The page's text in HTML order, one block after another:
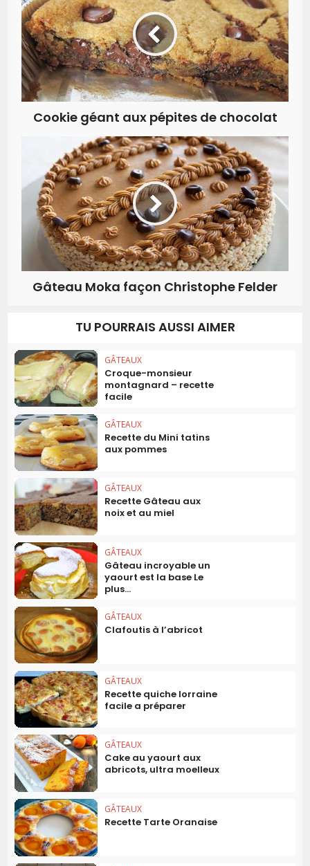
Cookie géant aux pépites de chocolat
Gâteau Moka façon Christophe Felder
TU POURRAIS AUSSI AIMER
GÂTEAUX
Croque-monsieur
montagnard – recette
facile
GÂTEAUX
Recette du Mini tatins
aux pommes
GÂTEAUX
Recette Gâteau aux
noix et au miel
GÂTEAUX
Gâteau incroyable un
yaourt est la base Le
plus...
GÂTEAUX
Clafoutis à l’abricot
GÂTEAUX
Recette quiche lorraine
facile a préparer
GÂTEAUX
Cake au yaourt aux
abricots, ultra moelleux
GÂTEAUX
Recette Tarte Oranaise